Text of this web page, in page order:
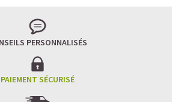
PERSONNALISÉS
PAIEMENT SÉCURISÉ